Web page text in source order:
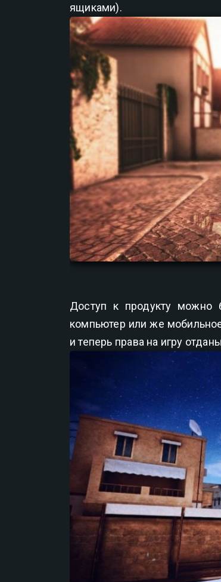
ящиками).
Доступ к продукту можно
компьютер или же
и теперь права на игру